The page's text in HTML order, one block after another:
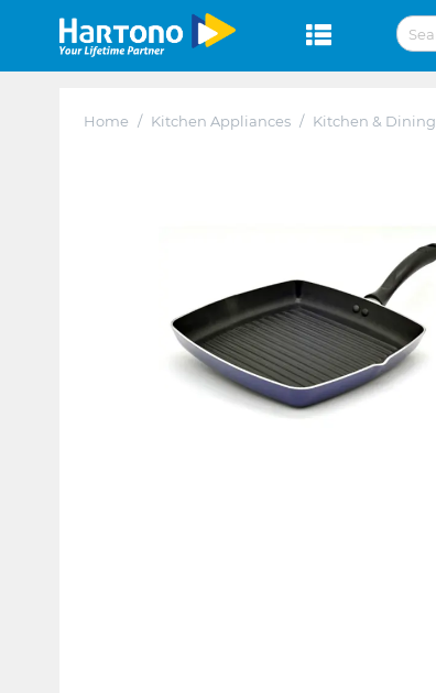
Home / Kitchen Appliances / Kitchen & Dining